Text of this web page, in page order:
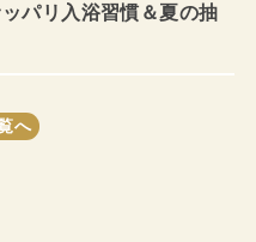
パリ入浴習慣＆夏の抽
へ